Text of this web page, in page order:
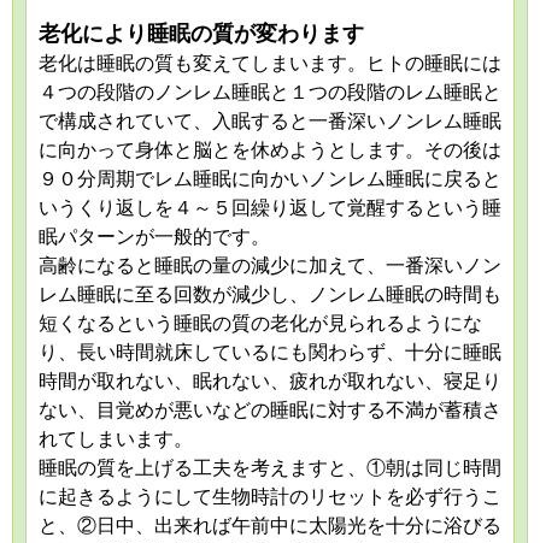
老化により睡眠の質が変わります
老化は睡眠の質も変えてしまいます。ヒトの睡眠には
４つの段階のノンレム睡眠と１つの段階のレム睡眠と
で構成されていて、入眠すると一番深いノンレム睡眠
に向かって身体と脳とを休めようとします。その後は
９０分周期でレム睡眠に向かいノンレム睡眠に戻ると
いうくり返しを４～５回繰り返して覚醒するという睡
眠パターンが一般的です。
高齢になると睡眠の量の減少に加えて、一番深いノン
レム睡眠に至る回数が減少し、ノンレム睡眠の時間も
短くなるという睡眠の質の老化が見られるようにな
り、長い時間就床しているにも関わらず、十分に睡眠
時間が取れない、眠れない、疲れが取れない、寝足り
ない、目覚めが悪いなどの睡眠に対する不満が蓄積さ
れてしまいます。
睡眠の質を上げる工夫を考えますと、①朝は同じ時間
に起きるようにして生物時計のリセットを必ず行うこ
と、②日中、出来れば午前中に太陽光を十分に浴びる